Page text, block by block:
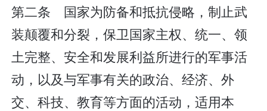
第二条 国家为防备和抵抗侵略，制止武
装颠覆和分裂，保卫国家主权、统一、领
土完整、安全和发展利益所进行的军事活
动，以及与军事有关的政治、经济、外
交、科技、教育等方面的活动，适用本